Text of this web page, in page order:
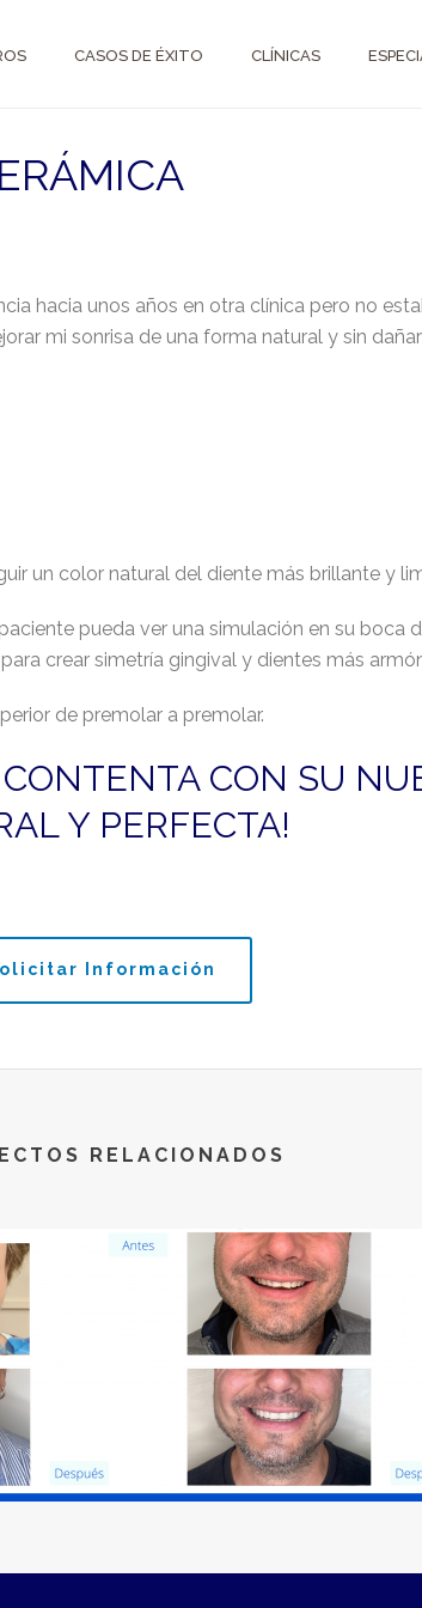
CASOS DE ÉXITO CLÍNICAS
hacia unos años en otra clínica pero no
mi sonrisa de una forma natural y sin
un color natural del diente más brillante y
pueda ver una simulación en su boca
crear simetría gingival y dientes más
de premolar a premolar.
CON SU
Y PERFECTA!
Información
RELACIONADOS